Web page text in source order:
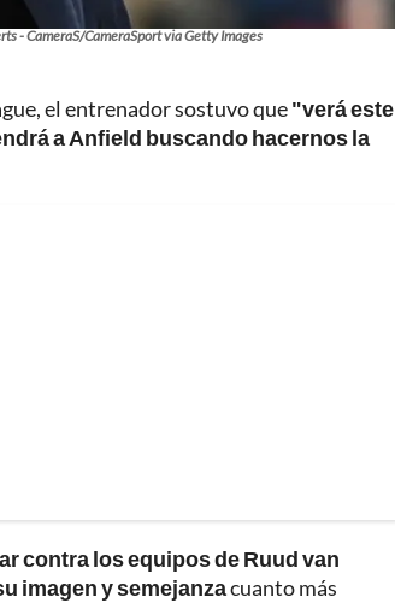
- CameraS/CameraSport via Getty Images
el entrenador sostuvo que"verá este
a Anfield buscando hacernos la
contra los equipos de Ruud van
imagen y semejanzacuanto más